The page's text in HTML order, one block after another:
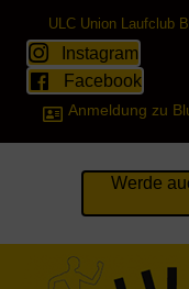
ULC Union Laufclub
Instagram
Facebook
Anmeldung zu
Werde